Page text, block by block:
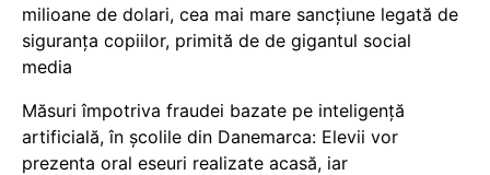
milioane de dolari, cea mai mare sancțiune legată de
siguranța copiilor, primită de de gigantul social
media
Măsuri împotriva fraudei bazate pe inteligență
artificială, în școlile din Danemarca: Elevii vor
prezenta oral eseuri realizate acasă, iar